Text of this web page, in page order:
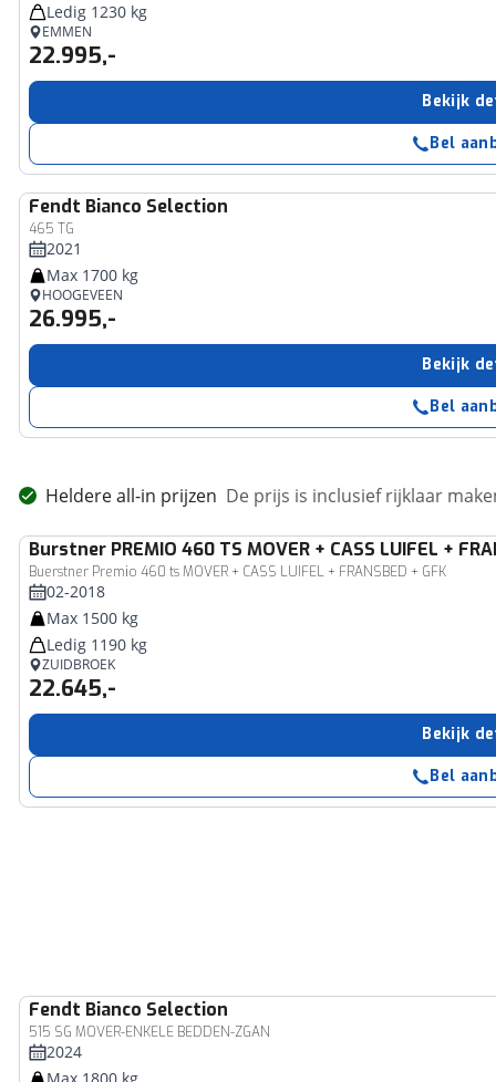
Ledig 1230 kg
EMMEN
22.995,-
Bekijk
Bel
Fendt Bianco Selection
465 TG
2021
Max 1700 kg
HOOGEVEEN
26.995,-
Bekijk
Bel
Heldere all-in prijzen De prijs is inclusief rijklaar
Burstner PREMIO 460 TS MOVER + CASS LUIFEL +
Buerstner Premio 460 ts MOVER + CASS LUIFEL + FRANSBED + GFK
02-2018
Max 1500 kg
Ledig 1190 kg
ZUIDBROEK
22.645,-
Bekijk
Bel
Fendt Bianco Selection
515 SG MOVER-ENKELE BEDDEN-ZGAN
2024